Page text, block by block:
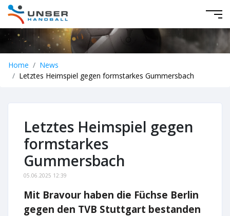
Home
News
Letztes Heimspiel gegen formstarkes Gummersbach
Letztes Heimspiel gegen
formstarkes
Gummersbach
05.06.2025 12:39
Mit Bravour haben die Füchse Berlin
gegen den TVB Stuttgart bestanden